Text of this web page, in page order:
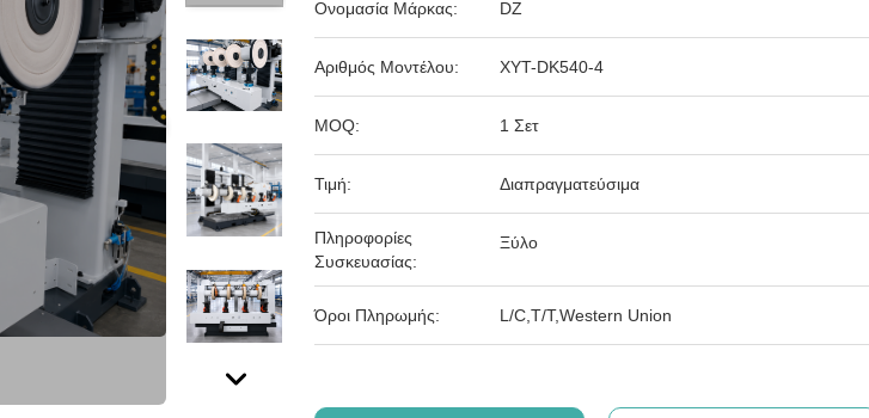
Ονομασία Μάρκας: DZ
Αριθμός Μοντέλου: XYT-DK540-4
MOQ: 1 Σετ
Τιμή: Διαπραγματεύσιμα
Πληροφορίες
Συσκευασίας:
Ξύλο
Όροι Πληρωμής: L/C,T/T,Western Union